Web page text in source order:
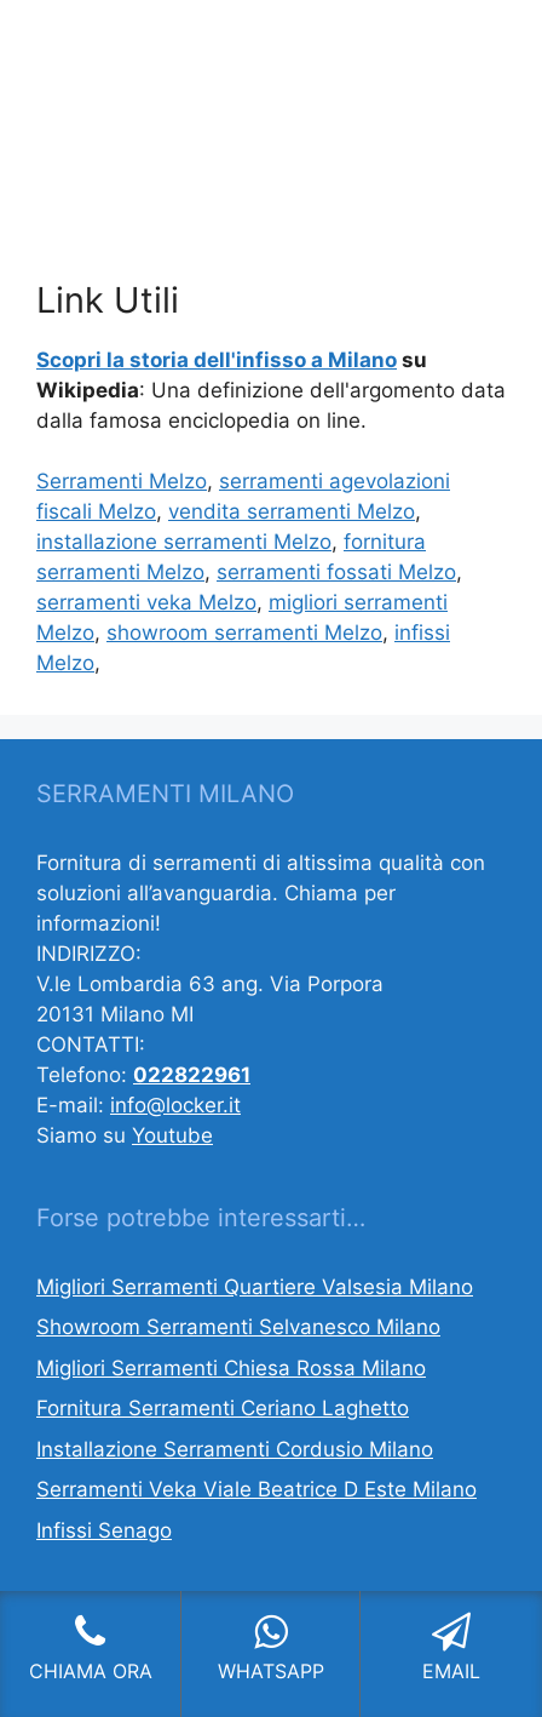
Link Utili
Scopri la storia dell'infisso a Milano su
Wikipedia: Una definizione dell'argomento data
dalla famosa enciclopedia on line.
Serramenti Melzo, serramenti agevolazioni
fiscali Melzo, vendita serramenti Melzo,
installazione serramenti Melzo, fornitura
serramenti Melzo, serramenti fossati Melzo,
serramenti veka Melzo, migliori serramenti
Melzo, showroom serramenti Melzo, infissi
Melzo,
SERRAMENTI MILANO
Fornitura di serramenti di altissima qualità con
soluzioni all’avanguardia. Chiama per
informazioni!
INDIRIZZO:
V.le Lombardia 63 ang. Via Porpora
20131 Milano MI
CONTATTI:
Telefono: 022822961
E-mail: info@locker.it
Siamo su Youtube
Forse potrebbe interessarti…
Migliori Serramenti Quartiere Valsesia Milano
Showroom Serramenti Selvanesco Milano
Migliori Serramenti Chiesa Rossa Milano
Fornitura Serramenti Ceriano Laghetto
Installazione Serramenti Cordusio Milano
Serramenti Veka Viale Beatrice D Este Milano
Infissi Senago
CI OCCUPIAMO DI:
Serramenti Milano,Fornitura Serramenti
CHIAMA ORA WHATSAPP EMAIL